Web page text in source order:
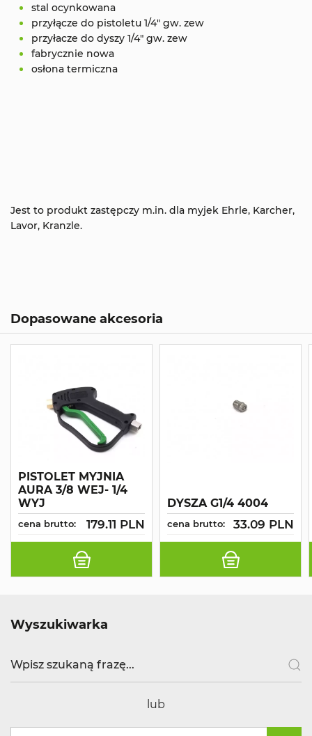
stal ocynkowana
przyłącze do pistoletu 1/4" gw. zew
przyłacze do dyszy 1/4" gw. zew
fabrycznie nowa
osłona termiczna
Jest to produkt zastępczy m.in. dla myjek Ehrle, Karcher,
Lavor, Kranzle.
Dopasowane akcesoria
PISTOLET MYJNIA
AURA 3/8 WEJ- 1/4
WYJ
cena brutto: 179.11 PLN
DYSZA G1/4 4004
cena brutto: 33.09 PLN
Wyszukiwarka
lub